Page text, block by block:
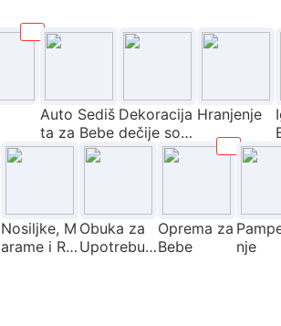
Auto Sediš
ta za Bebe
Dekoracija
dečije sob
e
Hranjenje
Nosiljke, M
arame i Ra
Obuka za
Upotrebu
Oprema za
Bebe
nje